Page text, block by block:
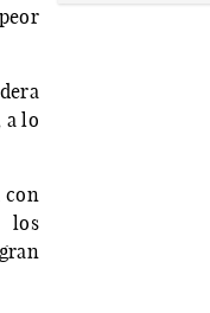
a lo
con
los